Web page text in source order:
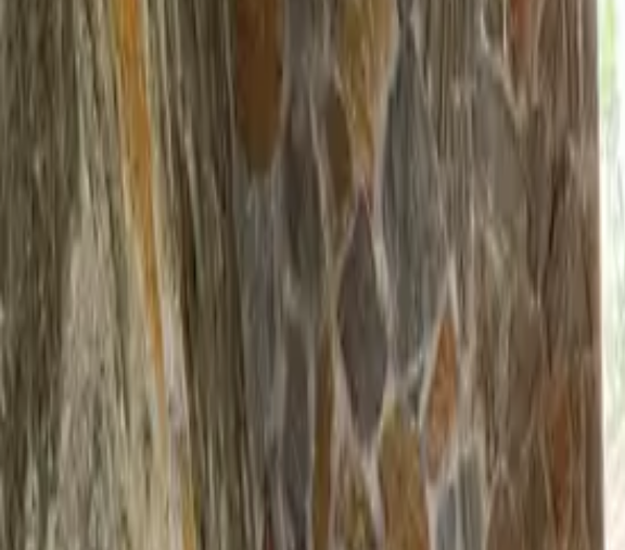
Propiedades Servicios
WHATSAPP
Inicio
Propiedades
Proyectos
Servicios
Academia
Contacto
Instagram
YouTube
Querétaro · San Miguel de Allende · CDMX